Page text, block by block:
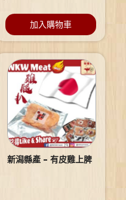
加入購物車
新潟縣產 – 有皮雞上脾